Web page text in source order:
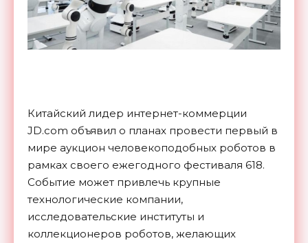
Китайский лидер интернет-коммерции
JD.com объявил о планах провести первый в
мире аукцион человекоподобных роботов в
рамках своего ежегодного фестиваля 618.
Cобытие может привлечь крупные
технологические компании,
исследовательские институты и
коллекционеров роботов, желающих